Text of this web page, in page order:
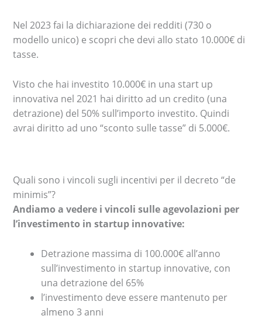
Nel 2023 fai la dichiarazione dei redditi (730 o
modello unico) e scopri che devi allo stato 10.000€ di
tasse.
Visto che hai investito 10.000€ in una start up
innovativa nel 2021 hai diritto ad un credito (una
detrazione) del 50% sull’importo investito. Quindi
avrai diritto ad uno “sconto sulle tasse” di 5.000€.
Quali sono i vincoli sugli incentivi per il decreto “de
minimis”?
Andiamo a vedere i vincoli sulle agevolazioni per
l’investimento in startup innovative:
Detrazione massima di 100.000€ all’anno
sull’investimento in startup innovative, con
una detrazione del 65%
l’investimento deve essere mantenuto per
almeno 3 anni